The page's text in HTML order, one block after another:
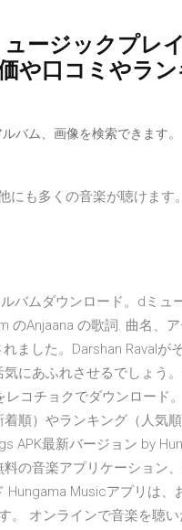
ュージックプレ
や口コミやラ
バム、画像を検索できます。
にも多くの音楽が聴けます
バムダウンロード。dミュ
のAnjaana の歌詞. 曲名、ア
ました。Darshan Ravalが
にあふれさせるでしょう
レコチョクでダウンロード
順）やランキング（人気
APK最新バージョン by
の音楽アプリケーション
Musicアプリは、
。 オンラインで音楽を聴い